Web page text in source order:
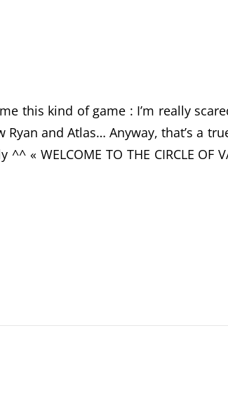
this kind of game : I’m really
and Atlas… Anyway, that’s a
WELCOME TO THE CIRCLE OF